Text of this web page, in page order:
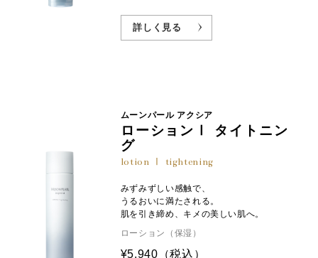
詳しく見る
ムーンパール アクシア
ローションⅠ タイトニン
グ
lotion Ⅰ tightening
みずみずしい感触で、
うるおいに満たされる。
肌を引き締め、キメの美しい肌へ。
ローション（保湿）
¥5,940 （税込）